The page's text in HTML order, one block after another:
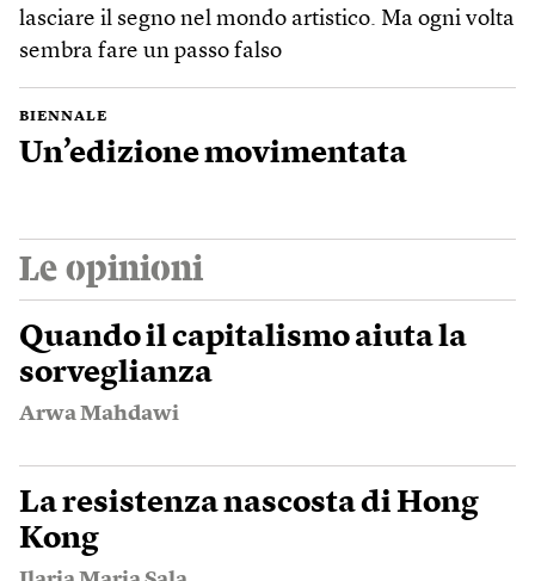
lasciare il segno nel mondo artistico. Ma ogni volta
sembra fare un passo falso
BIENNALE
Un’edizione movimentata
Le opinioni
Quando il capitalismo aiuta la
sorveglianza
Arwa Mahdawi
La resistenza nascosta di Hong
Kong